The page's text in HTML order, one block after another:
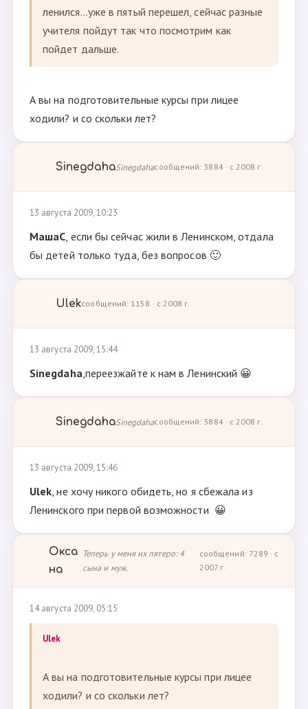
ленился...уже в пятый перешел, сейчас разные
учителя пойдут так что посмотрим как
пойдет дальше.
А вы на подготовительные курсы при лицее
ходили? и со скольки лет?
SinegdahaSinegdahaсообщений: 3884 · с 2008 г.
13 августа 2009, 10:23
МашаС, если бы сейчас жили в Ленинском, отдала
бы детей только туда, без вопросов 🙂
Ulekсообщений: 1158 · с 2008 г.
13 августа 2009, 15:44
Sinegdaha,переезжайте к нам в Ленинский 😀
SinegdahaSinegdahaсообщений: 3884 · с 2008 г.
13 августа 2009, 15:46
Ulek, не хочу никого обидеть, но я сбежала из
Ленинского при первой возможности 😀
Окса
на
Теперь у меня их пятеро: 4
сына и муж.
сообщений: 7289 · с
2007 г.
14 августа 2009, 05:15
Ulek
А вы на подготовительные курсы при лицее
ходили? и со скольки лет?